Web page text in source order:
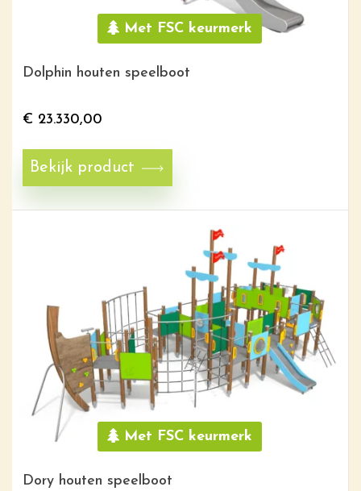
Met FSC keurmerk
Dolphin houten speelboot
€ 23.330,00
Bekijk product
Met FSC keurmerk
Dory houten speelboot